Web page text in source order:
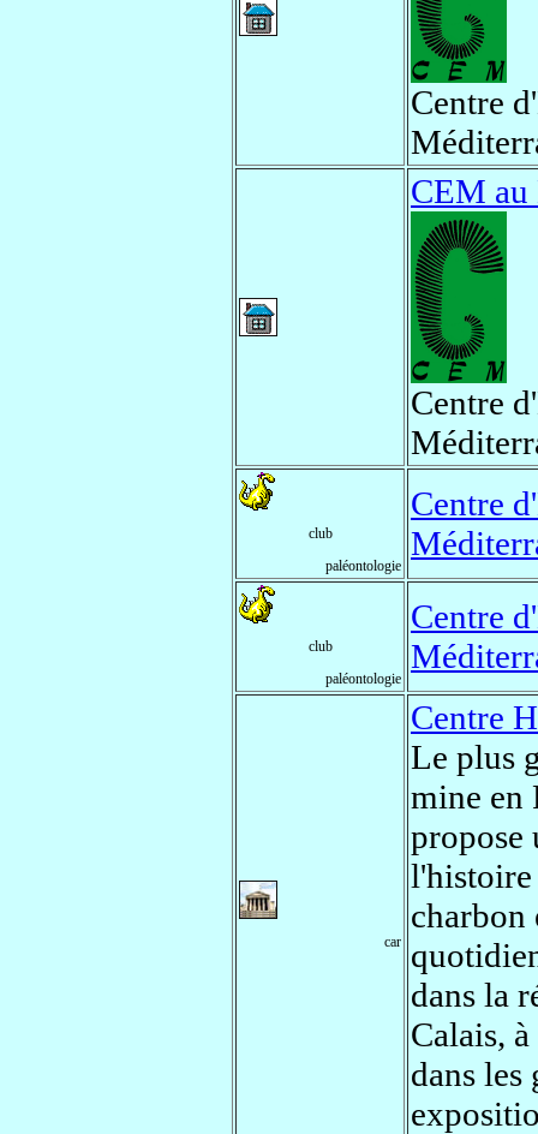
Centre
CEM
Centre
club
paléontologie
Centre
club
paléontologie
Centre
car
Centre
Le plus
mine en
propose
charbon
dans la
Calais,
dans les